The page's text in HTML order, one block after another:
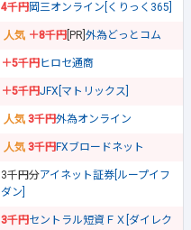
4千円岡三オンライン[くりっく365]
＋8千円 [PR] 外為どっとコム
＋5千円ヒロセ通商
＋5千円JFX[マトリックス]
3千円外為オンライン
3千円FXブロードネット
3千円分アイネット証券[ループイフ
ダン]
3千円セントラル短資ＦＸ[ダイレク